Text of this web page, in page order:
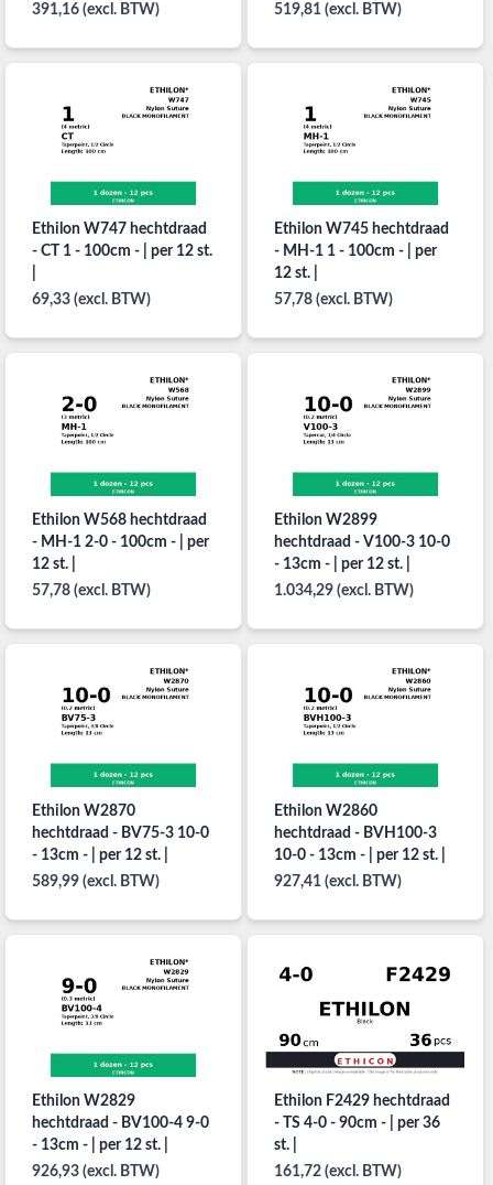
391,16 (excl. BTW)
519,81 (excl. BTW)
Ethilon W747 hechtdraad
- CT 1 - 100cm - | per 12 st.
69,33 (excl. BTW)
Ethilon W745 hechtdraad
- MH-1 1 - 100cm - | per
12 st. |
57,78 (excl. BTW)
Ethilon W568 hechtdraad
- MH-1 2-0 - 100cm - | per
12 st. |
57,78 (excl. BTW)
Ethilon W2899
hechtdraad - V100-3 10-0
- 13cm - | per 12 st. |
1.034,29 (excl. BTW)
Ethilon W2870
hechtdraad - BV75-3 10-0
- 13cm - | per 12 st. |
589,99 (excl. BTW)
Ethilon W2860
hechtdraad - BVH100-3
10-0 - 13cm - | per 12 st. |
927,41 (excl. BTW)
Ethilon W2829
hechtdraad - BV100-4 9-0
- 13cm - | per 12 st. |
926,93 (excl. BTW)
Ethilon F2429 hechtdraad
- TS 4-0 - 90cm - | per 36
st. |
161,72 (excl. BTW)